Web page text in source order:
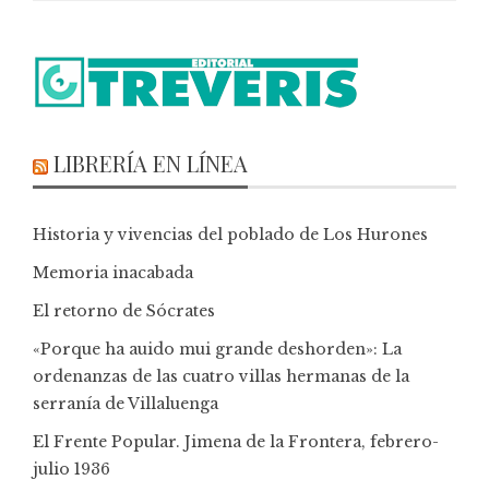
LIBRERÍA EN LÍNEA
Historia y vivencias del poblado de Los Hurones
Memoria inacabada
El retorno de Sócrates
«Porque ha auido mui grande deshorden»: La
ordenanzas de las cuatro villas hermanas de la
serranía de Villaluenga
El Frente Popular. Jimena de la Frontera, febrero-
julio 1936